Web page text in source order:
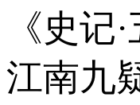
《史
江南九